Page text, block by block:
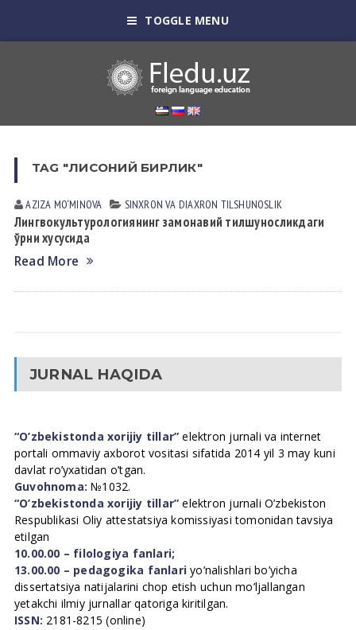
TOGGLE MENU
TAG "ЛИСОНИЙ БИРЛИК"
AZIZA MO‘MINOVA SINXRON VА DIАXRON TILSHUNOSLIK
Лингвокультурологиянинг замонавий тилшуносликдаги
ўрни хусусида
Read More
JURNAL HAQIDA
“O’zbekistonda xorijiy tillar” elektron jurnali va internet
portali ommaviy axborot vositasi sifatida 2014 yil 3 may kuni
davlat ro’yxatidan o’tgan.
Guvohnoma: №1032.
“O’zbekistonda xorijiy tillar” elektron jurnali O’zbekiston
Respublikasi Oliy attestatsiya komissiyasi tomonidan tavsiya
etilgan
10.00.00 – filologiya fanlari;
13.00.00 – pedagogika fanlari yo’nalishlari bo’yicha
dissertatsiya natijalarini chop etish uchun mo’ljallangan
yetakchi ilmiy jurnallar qatoriga kiritilgan.
ISSN: 2181-8215 (online)